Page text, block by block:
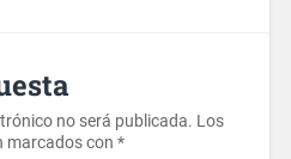
no será publicada. Los
marcados con *